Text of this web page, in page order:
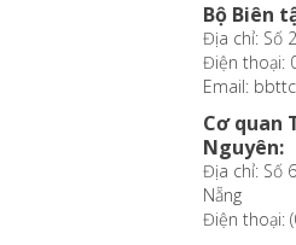
Bộ Biên
Địa chỉ: Số
Điện thoại:
Email:
Cơ quan
Nguyên:
Địa chỉ: Số
Nẵng
Điện thoại: